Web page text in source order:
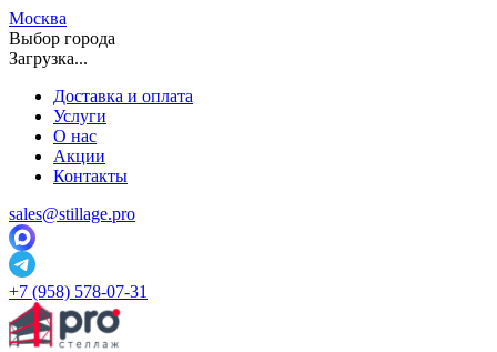
Москва
Выбор города
Загрузка...
Доставка и оплата
Услуги
О нас
Акции
Контакты
sales@stillage.pro
+7 (958) 578-07-31